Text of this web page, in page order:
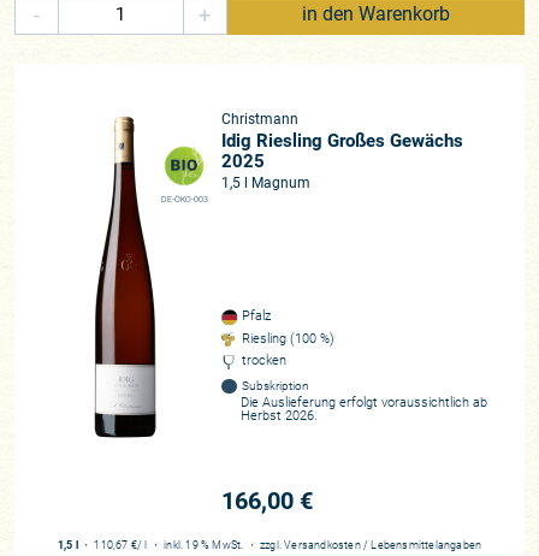
- + in den Warenkorb
DE-ÖKO-003
Christmann
Idig Riesling Großes Gewächs
2025
1,5 l Magnum
Pfalz
Riesling (100 %)
trocken
Subskription
Die Auslieferung erfolgt voraussichtlich ab
Herbst 2026.
166,00 €
1,5 l ・110,67 €/ l ・inkl. 19 % MwSt. ・ zzgl.Versandkosten / Lebensmittelangaben